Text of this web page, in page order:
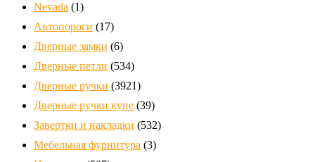
Nevada (1)
Автопороги (17)
Дверные замки (6)
Дверные петли (534)
Дверные ручки (3921)
Дверные ручки купе (39)
Завертки и накладки (532)
Мебельная фурнитура (3)